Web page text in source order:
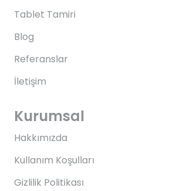
Tablet Tamiri
Blog
Referanslar
İletişim
Kurumsal
Hakkımızda
Kullanım Koşulları
Gizlilik Politikası